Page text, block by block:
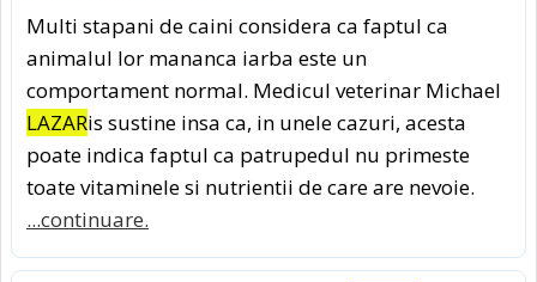
Multi stapani de caini considera ca faptul ca
animalul lor mananca iarba este un
comportament normal. Medicul veterinar Michael
LAZARis sustine insa ca, in unele cazuri, acesta
poate indica faptul ca patrupedul nu primeste
toate vitaminele si nutrientii de care are nevoie.
...continuare.